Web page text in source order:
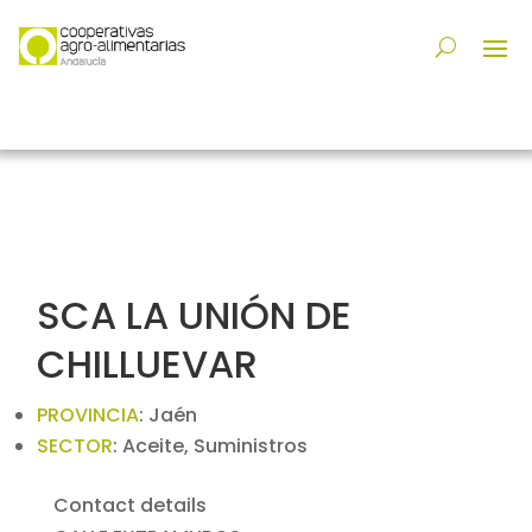
SCA LA UNIÓN DE
CHILLUEVAR
PROVINCIA: Jaén
SECTOR: Aceite, Suministros
Contact details